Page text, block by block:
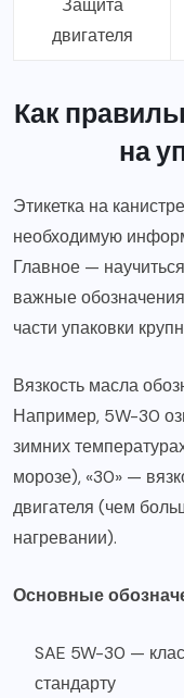
Защита
двигателя
Как
на
Этикетка на
необходимую
Главное —
важные
части упаковки
Вязкость масла
Например, 5W-30
зимних
морозе), «30» —
двигателя (чем
нагревании).
Основные
SAE 5W-30 —
стандарту